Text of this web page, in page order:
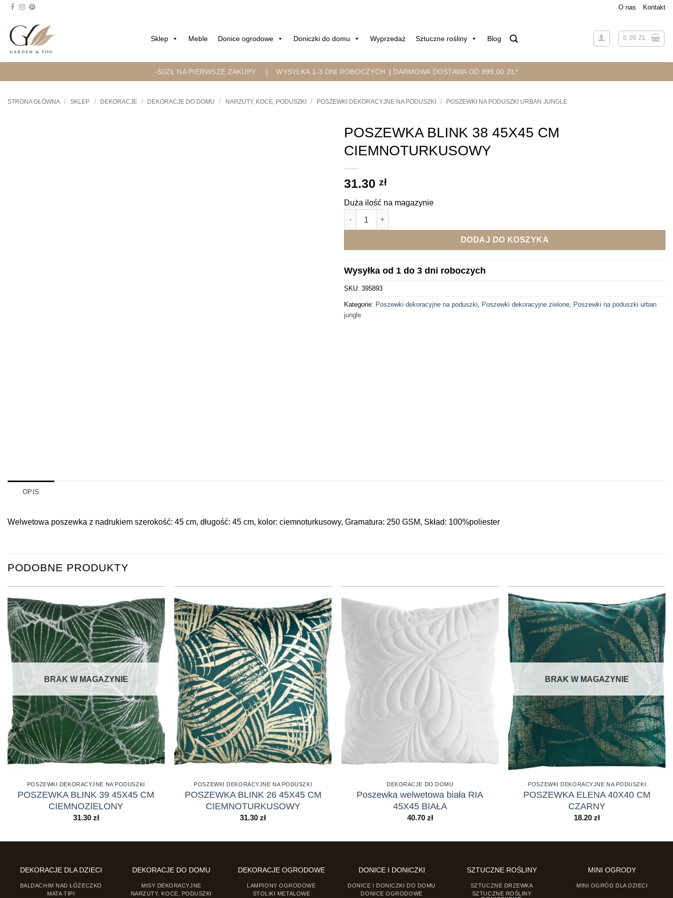
Przejdź
treści
O nas Kontakt
Sklep Meble Donice ogrodowe Doniczki do domu Wyprzedaż Sztuczne rośliny Blog 0.00 ZŁ
-50ZŁ NA PIERWSZE ZAKUPY |WYSYŁKA 1-3 DNI ROBOCZYCH | DARMOWA DOSTAWA OD 899,00 ZŁ*
STRONA GŁÓWNA / SKLEP / DEKORACJE / DEKORACJE DO DOMU / NARZUTY, KOCE, PODUSZKI / POSZEWKI DEKORACYJNE NA PODUSZKI / POSZEWKI NA PODUSZKI URBAN JUNGLE
POSZEWKA BLINK 38 45X45 CM
CIEMNOTURKUSOWY
31.30 zł
Duża ilość na magazynie
DODAJ DO KOSZYKA
Wysyłka od 1 do 3 dni roboczych
SKU: 395893
Kategorie: Poszewki dekoracyjne na poduszki, Poszewki dekoracyjne zielone, Poszewki na poduszki urban
jungle
OPIS
Welwetowa poszewka z nadrukiem szerokość: 45 cm, długość: 45 cm, kolor: ciemnoturkusowy, Gramatura: 250 GSM, Skład: 100%poliester
PODOBNE PRODUKTY
BRAK W MAGAZYNIE
POSZEWKI DEKORACYJNE NA PODUSZKI
POSZEWKA BLINK 39 45X45 CM
CIEMNOZIELONY
31.30 zł
POSZEWKI DEKORACYJNE NA PODUSZKI
POSZEWKA BLINK 26 45X45 CM
CIEMNOTURKUSOWY
31.30zł
DEKORACJE DO DOMU
Poszewka welwetowa biała RIA
45X45 BIAŁA
40.70 zł
BRAK W MAGAZYNIE
POSZEWKI DEKORACYJNE NA PODUSZKI
POSZEWKA ELENA 40X40 CM
CZARNY
18.20zł
DEKORACJE DLA DZIECI
BALDACHIM NAD ŁÓŻECZKO
MATA TIPI
DEKORACJE DO DOMU
MISY DEKORACYJNE
NARZUTY, KOCE, PODUSZKI
DEKORACJE OGRODOWE
LAMPIONY OGRODOWE
STOLIKI METALOWE
DONICE I DONICZKI
DONICE I DONICZKI DO DOMU
DONICE OGRODOWE
SZTUCZNE ROŚLINY
SZTUCZNE DRZEWKA
SZTUCZNE ROŚLINY
MINI OGRODY
MINI OGRÓD DLA DZIECI